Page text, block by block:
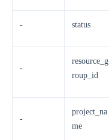
- status
-
resource_g
roup_id
-
project_na
me